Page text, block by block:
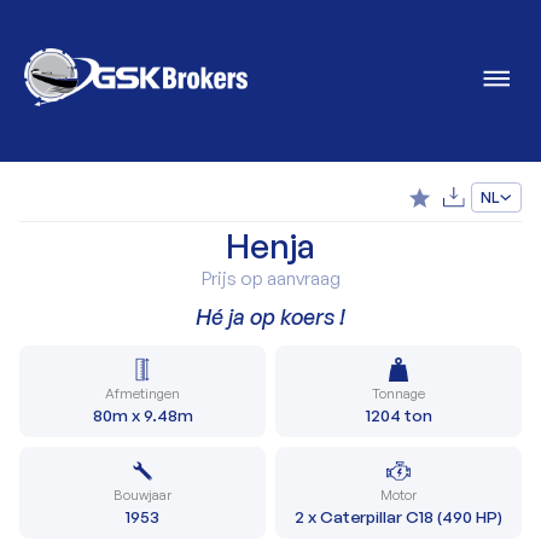
NL
Henja
Prijs op aanvraag
Hé ja op koers !
Afmetingen
80m x 9.48m
Tonnage
1204 ton
Bouwjaar
1953
Motor
2 x Caterpillar C18 (490 HP)